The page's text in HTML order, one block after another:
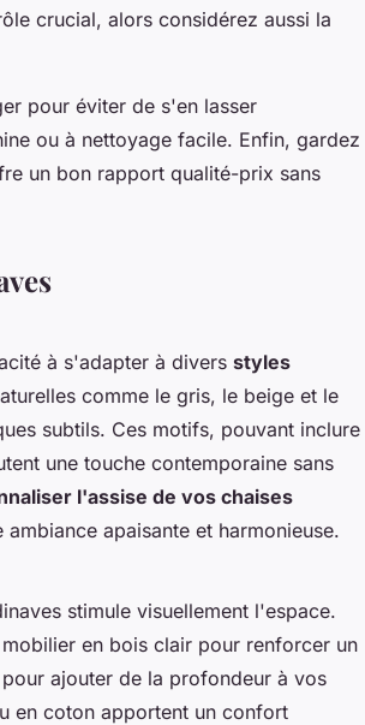
crucial, alors considérez aussi la
pour éviter de s'en lasser
ou à nettoyage facile. Enfin, gardez
un bon rapport qualité-prix sans
à s'adapter à divers styles
comme le gris, le beige et le
subtils. Ces motifs, pouvant inclure
une touche contemporaine sans
l'assise de vos chaises
apaisante et harmonieuse.
stimule visuellement l'espace.
en bois clair pour renforcer un
pour ajouter de la profondeur à vos
en coton apportent un confort